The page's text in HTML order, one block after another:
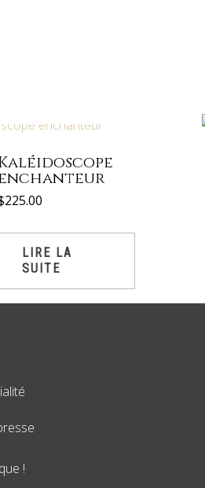
225.00
LIRE LA
SUITE
!